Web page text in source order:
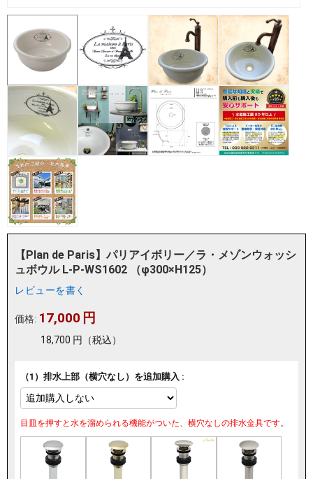
【Plan de Paris】パリアイボリー／ラ・メゾンウォッシ
ュボウル L-P-WS1602 （φ300×H125）
レビューを書く
価格: 17,000 円
18,700 円 （税込）
（1）排水上部（横穴なし）を追加購入 :
目皿を押すと水を溜められる機能がついた、横穴なしの排水金具です。